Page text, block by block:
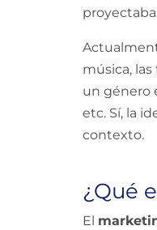
música,
un género
etc. Sí, la
contexto.
¿Qué
El